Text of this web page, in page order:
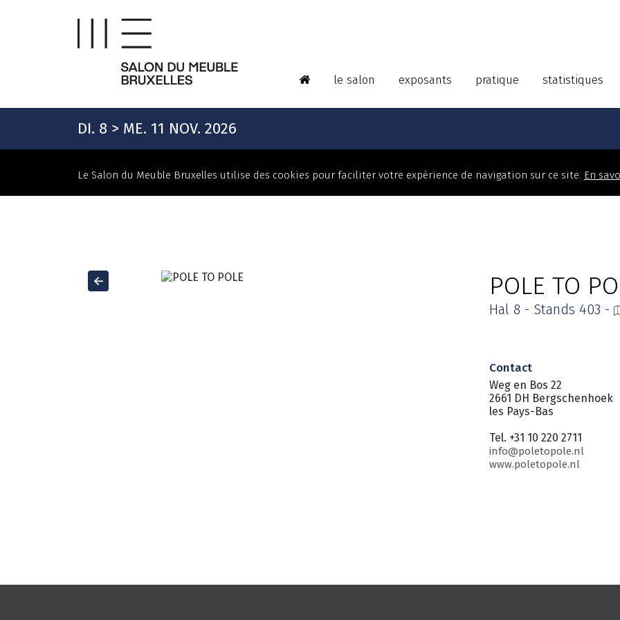
le salon exposants pratique statistiques
DI. 8 > ME. 11 NOV. 2026
Le Salon du Meuble Bruxelles utilise des cookies pour faciliter votre expérience de navigation sur ce site. En
POLE TO
Hal 8 - Stands 403 -
Contact
Weg en Bos 22
2661 DH Bergschenhoek
les Pays-Bas
Tel. +31 10 220 2711
info@poletopole.nl
www.poletopole.nl